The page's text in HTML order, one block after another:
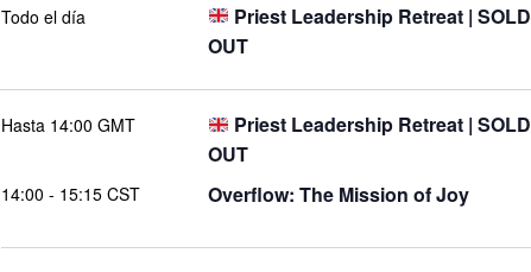
Todo el día
Priest Leadership Retreat | SOLD
OUT
Hasta 14:00 GMT
Priest Leadership Retreat | SOLD
OUT
14:00 - 15:15 CST Overflow: The Mission of Joy